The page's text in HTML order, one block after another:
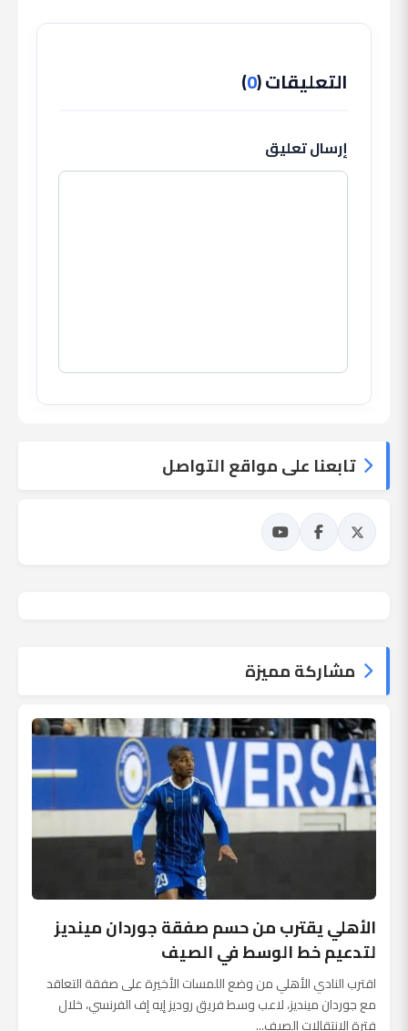
التعليقات (0
)
إرسال تعليق
تابعنا على مواقع التواصل
مشاركة مميزة
الأهلي يقترب من حسم صفقة جوردان مينديز
لتدعيم خط الوسط في الصيف
اقترب النادي الأهلي من وضع اللمسات الأخيرة على صفقة التعاقد
مع جوردان مينديز، لاعب وسط فريق روديز إيه إف الفرنسي، خلال
فترة الانتقالات الصيف...